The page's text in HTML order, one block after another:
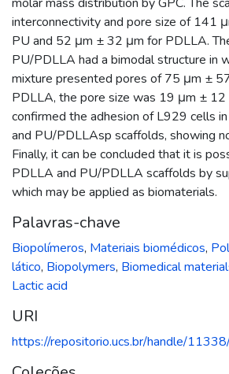
interconnectivity and pore size of 141
PU and 52 μm ± 32 μm for PDLLA.
PU/PDLLA had a bimodal structure in
mixture presented pores of 75 μm ±
PDLLA, the pore size was 19 μm ±
confirmed the adhesion of L929 cells
and PU/PDLLAsp scaffolds, showing
Finally, it can be concluded that it is
PDLLA and PU/PDLLA scaffolds by
which may be applied as biomaterials.
Palavras-chave
Biopolímeros, Materiais biomédicos,
lático, Biopolymers, Biomedical
Lactic acid
URI
https://repositorio.ucs.br/handle/